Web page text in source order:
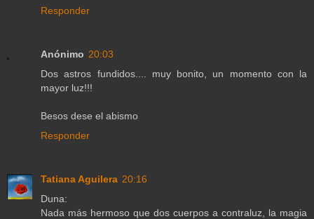
Responder
Anónimo 20:03
Dos astros fundidos.... muy bonito, un momento con la
mayor luz!!!
Besos dese el abismo
Responder
Tatiana Aguilera 20:16
Duna:
Nada más hermoso que dos cuerpos a contraluz, la magia